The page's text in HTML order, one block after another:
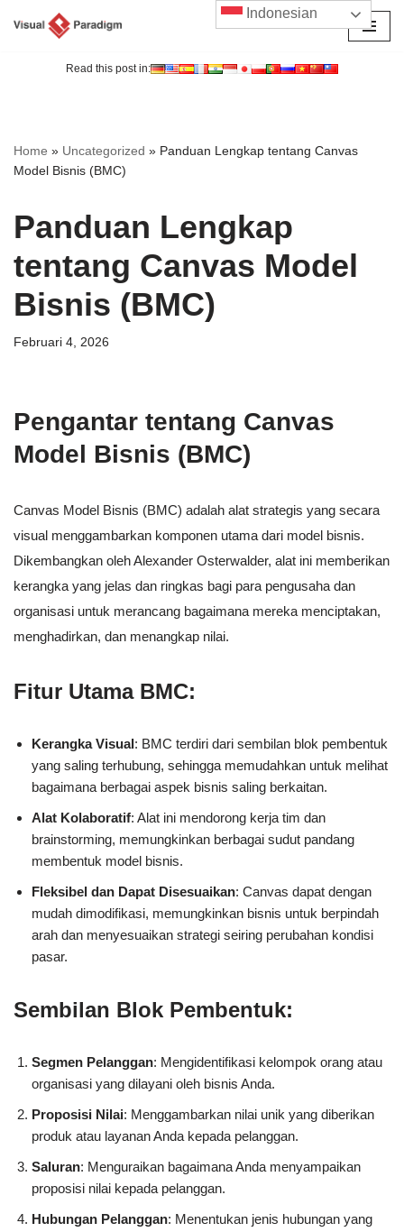
Read this post in:
Home » Uncategorized » Panduan Lengkap tentang Canvas
Model Bisnis (BMC)
Panduan Lengkap
tentang Canvas Model
Bisnis (BMC)
Februari 4, 2026
Pengantar tentang Canvas
Model Bisnis (BMC)
Canvas Model Bisnis (BMC) adalah alat strategis yang secara
visual menggambarkan komponen utama dari model bisnis.
Dikembangkan oleh Alexander Osterwalder, alat ini memberikan
kerangka yang jelas dan ringkas bagi para pengusaha dan
organisasi untuk merancang bagaimana mereka menciptakan,
menghadirkan, dan menangkap nilai.
Fitur Utama BMC:
Kerangka Visual: BMC terdiri dari sembilan blok pembentuk
yang saling terhubung, sehingga memudahkan untuk melihat
bagaimana berbagai aspek bisnis saling berkaitan.
Alat Kolaboratif: Alat ini mendorong kerja tim dan
brainstorming, memungkinkan berbagai sudut pandang
membentuk model bisnis.
Fleksibel dan Dapat Disesuaikan: Canvas dapat dengan
mudah dimodifikasi, memungkinkan bisnis untuk berpindah
arah dan menyesuaikan strategi seiring perubahan kondisi
pasar.
Sembilan Blok Pembentuk:
Segmen Pelanggan: Mengidentifikasi kelompok orang atau
organisasi yang dilayani oleh bisnis Anda.
Proposisi Nilai: Menggambarkan nilai unik yang diberikan
produk atau layanan Anda kepada pelanggan.
Saluran: Menguraikan bagaimana Anda menyampaikan
proposisi nilai kepada pelanggan.
Hubungan Pelanggan: Menentukan jenis hubungan yang
Indonesian